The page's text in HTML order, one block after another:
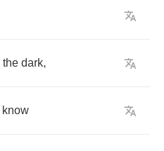
the dark,
know